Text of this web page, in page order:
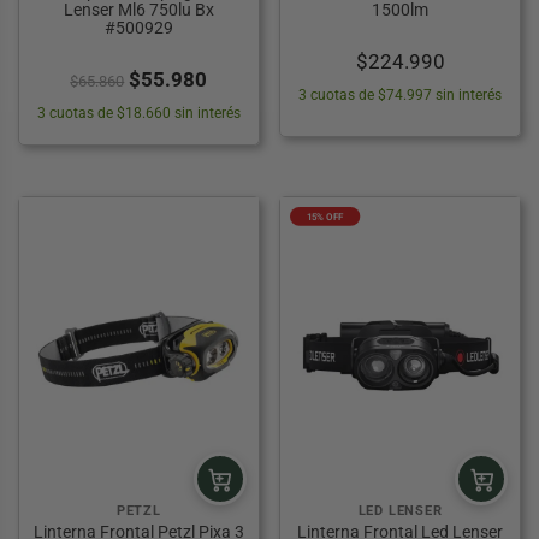
Lenser Ml6 750lu Bx
#500929
$65.860 El
precio
$55.980
precio
3 cuotas de $18.660 sin interés
1500lm
$224.990
3 cuotas de $74.997 sin interés
PETZL
Linterna Frontal Petzl Pixa 3
15% OFF
LED LENSER
Linterna Frontal Led Lenser